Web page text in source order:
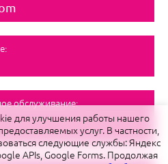
для улучшения работы нашего
услуг. В частности,
следующие службы: Яндекс
APIs, Google Forms. Продолжая
обслуживание: